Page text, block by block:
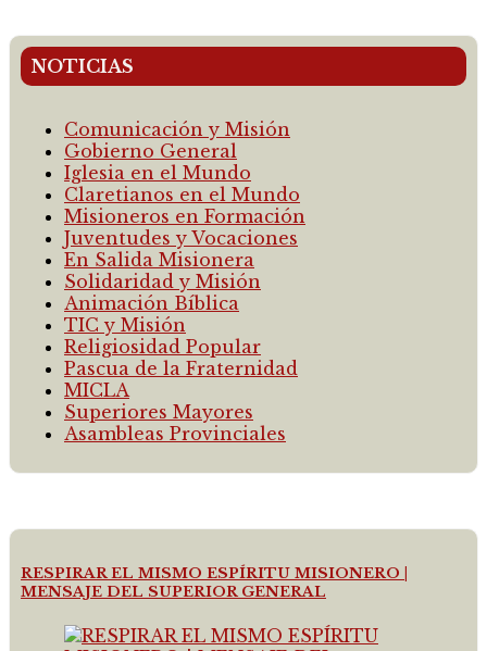
NOTICIAS
Comunicación y Misión
Gobierno General
Iglesia en el Mundo
Claretianos en el Mundo
Misioneros en Formación
Juventudes y Vocaciones
En Salida Misionera
Solidaridad y Misión
Animación Bíblica
TIC y Misión
Religiosidad Popular
Pascua de la Fraternidad
MICLA
Superiores Mayores
Asambleas Provinciales
RESPIRAR EL MISMO ESPÍRITU MISIONERO |
MENSAJE DEL SUPERIOR GENERAL